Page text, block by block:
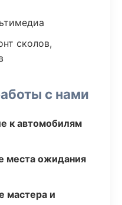
сколов,
с нами
к автомобилям
места ожидания
мастера и